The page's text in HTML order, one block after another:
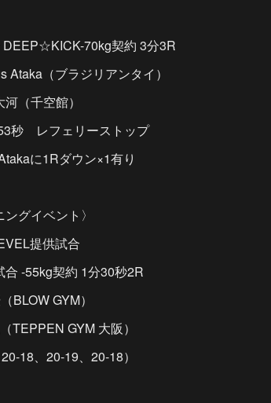
70kg契約 3分3R
Ataka（ブラジリアンタイ）
（千空館）
秒 レフェリーストップ
に1Rダウン×1有り
ングイベント〉
提供試合
-55kg契約 1分30秒2R
BLOW GYM）
TEPPEN GYM 大阪）
18、20-19、20-18）